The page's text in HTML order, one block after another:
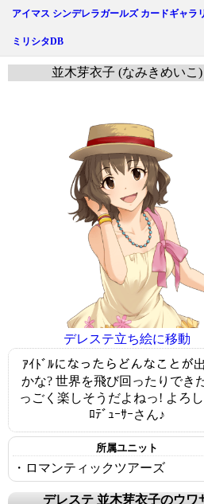
アイマス シンデレラガールズ カードギャラ
ミリシタDB
並木芽衣子 (なみきめいこ)
デレステ立ち絵に移動
ｱｲﾄﾞﾙになったらどんなことが
かな? 世界を飛び回ったりでき
っごく楽しそうだよねっ! よろし
ﾛﾃﾞｭｰｻｰさん♪
所属ユニット
・ロマンティックツアーズ
デレステ 並木芽衣子のウワ